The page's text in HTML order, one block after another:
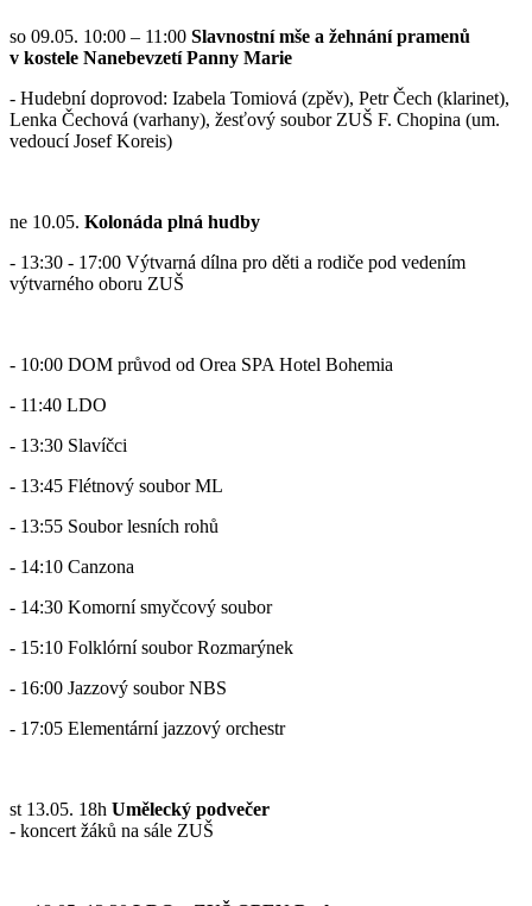
so 09.05. 10:00 – 11:00 Slavnostní mše a žehnání pramenů
v kostele Nanebevzetí Panny Marie
- Hudební doprovod: Izabela Tomiová (zpěv), Petr Čech (klarinet),
Lenka Čechová (varhany), žesťový soubor ZUŠ F. Chopina (um.
vedoucí Josef Koreis)
ne 10.05. Kolonáda plná hudby
- 13:30 - 17:00 Výtvarná dílna pro děti a rodiče pod vedením
výtvarného oboru ZUŠ
- 10:00 DOM průvod od Orea SPA Hotel Bohemia
- 11:40 LDO
- 13:30 Slavíčci
- 13:45 Flétnový soubor ML
- 13:55 Soubor lesních rohů
- 14:10 Canzona
- 14:30 Komorní smyčcový soubor
- 15:10 Folklórní soubor Rozmarýnek
- 16:00 Jazzový soubor NBS
- 17:05 Elementární jazzový orchestr
st 13.05. 18h Umělecký podvečer
- koncert žáků na sále ZUŠ